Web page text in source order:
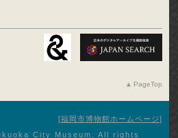
PageTop
福岡市博物館ホームページ
City Museum. All rights